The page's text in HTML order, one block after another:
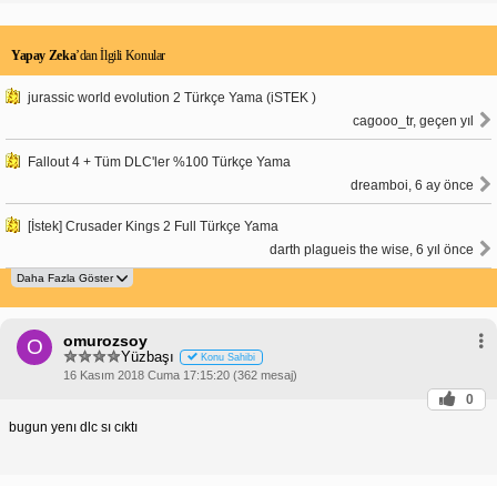
Yapay Zeka’dan İlgili Konular
jurassic world evolution 2 Türkçe Yama (iSTEK )
cagooo_tr, geçen yıl
Fallout 4 + Tüm DLC'ler %100 Türkçe Yama
dreamboi, 6 ay önce
[İstek] Crusader Kings 2 Full Türkçe Yama
darth plagueis the wise, 6 yıl önce
O omurozsoy
Yüzbaşı Konu Sahibi
16 Kasım 2018 Cuma 17:15:20 (362 mesaj)
0
bugun yenı dlc sı cıktı